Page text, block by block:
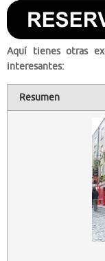
Aquí tienes otras
interesantes:
Resumen